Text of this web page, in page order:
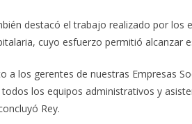
destacó el trabajo realizado por los
cuyo esfuerzo permitió alcanzar
a los gerentes de nuestras Empresas
todos los equipos administrativos y
Rey.